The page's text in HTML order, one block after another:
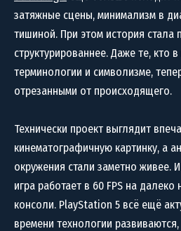
затяжные сцены, минимализм в
тишиной. При этом история
структурированнее. Даже те, кто
терминологии и символизме,
отрезанными от происходящего.
Технически проект выглядит
кинематографичную картинку, а
окружения стали заметно живее.
игра работает в 60 FPS на
консоли. PlayStation 5 всё ещё
времени технологии